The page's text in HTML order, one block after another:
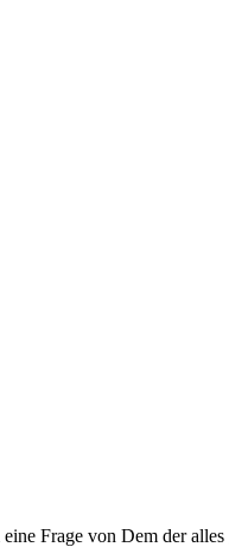
Frage von Dem der